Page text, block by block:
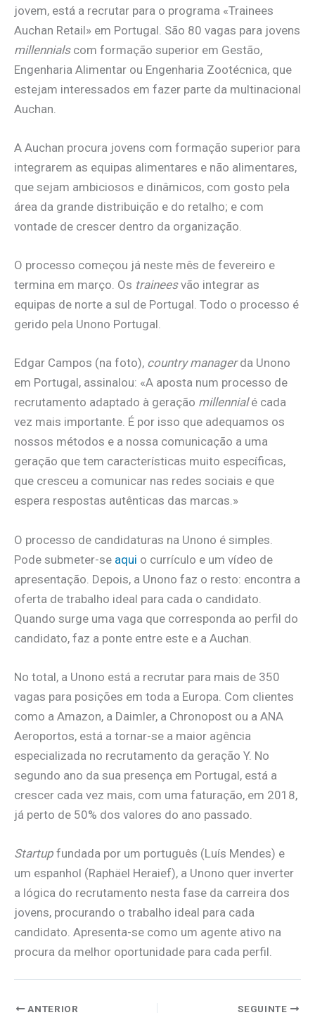
jovem, está a recrutar para o programa «Trainees
Auchan Retail» em Portugal. São 80 vagas para jovens
millennialscom formação superior em Gestão,
Engenharia Alimentar ou Engenharia Zootécnica, que
estejam interessados em fazer parte da multinacional
Auchan.
A Auchan procura jovens com formação superior para
integrarem as equipas alimentares e não alimentares,
que sejam ambiciosos e dinâmicos, com gosto pela
área da grande distribuição e do retalho; e com
vontade de crescer dentro da organização.
O processo começou já neste mês de fevereiro e
termina em março. Os traineesvão integrar as
equipas de norte a sul de Portugal. Todo o processo é
gerido pela Unono Portugal.
Edgar Campos (na foto), country managerda Unono
em Portugal, assinalou: «A aposta num processo de
recrutamento adaptado à geração millennialé cada
vez mais importante. É por isso que adequamos os
nossos métodos e a nossa comunicação a uma
geração que tem características muito específicas,
que cresceu a comunicar nas redes sociais e que
espera respostas autênticas das marcas.»
O processo de candidaturas na Unono é simples.
Pode submeter-se aqui o currículo e um vídeo de
apresentação. Depois, a Unono faz o resto: encontra a
oferta de trabalho ideal para cada o candidato.
Quando surge uma vaga que corresponda ao perfil do
candidato, faz a ponte entre este e a Auchan.
No total, a Unono está a recrutar para mais de 350
vagas para posições em toda a Europa. Com clientes
como a Amazon, a Daimler, a Chronopost ou a ANA
Aeroportos, está a tornar-se a maior agência
especializada no recrutamento da geração Y. No
segundo ano da sua presença em Portugal, está a
crescer cada vez mais, com uma faturação, em 2018,
já perto de 50% dos valores do ano passado.
Startup fundada por um português (Luís Mendes) e
um espanhol (Raphäel Heraief), a Unono quer inverter
a lógica do recrutamento nesta fase da carreira dos
jovens, procurando o trabalho ideal para cada
candidato. Apresenta-se como um agente ativo na
procura da melhor oportunidade para cada perfil.
ANTERIOR SEGUINTE